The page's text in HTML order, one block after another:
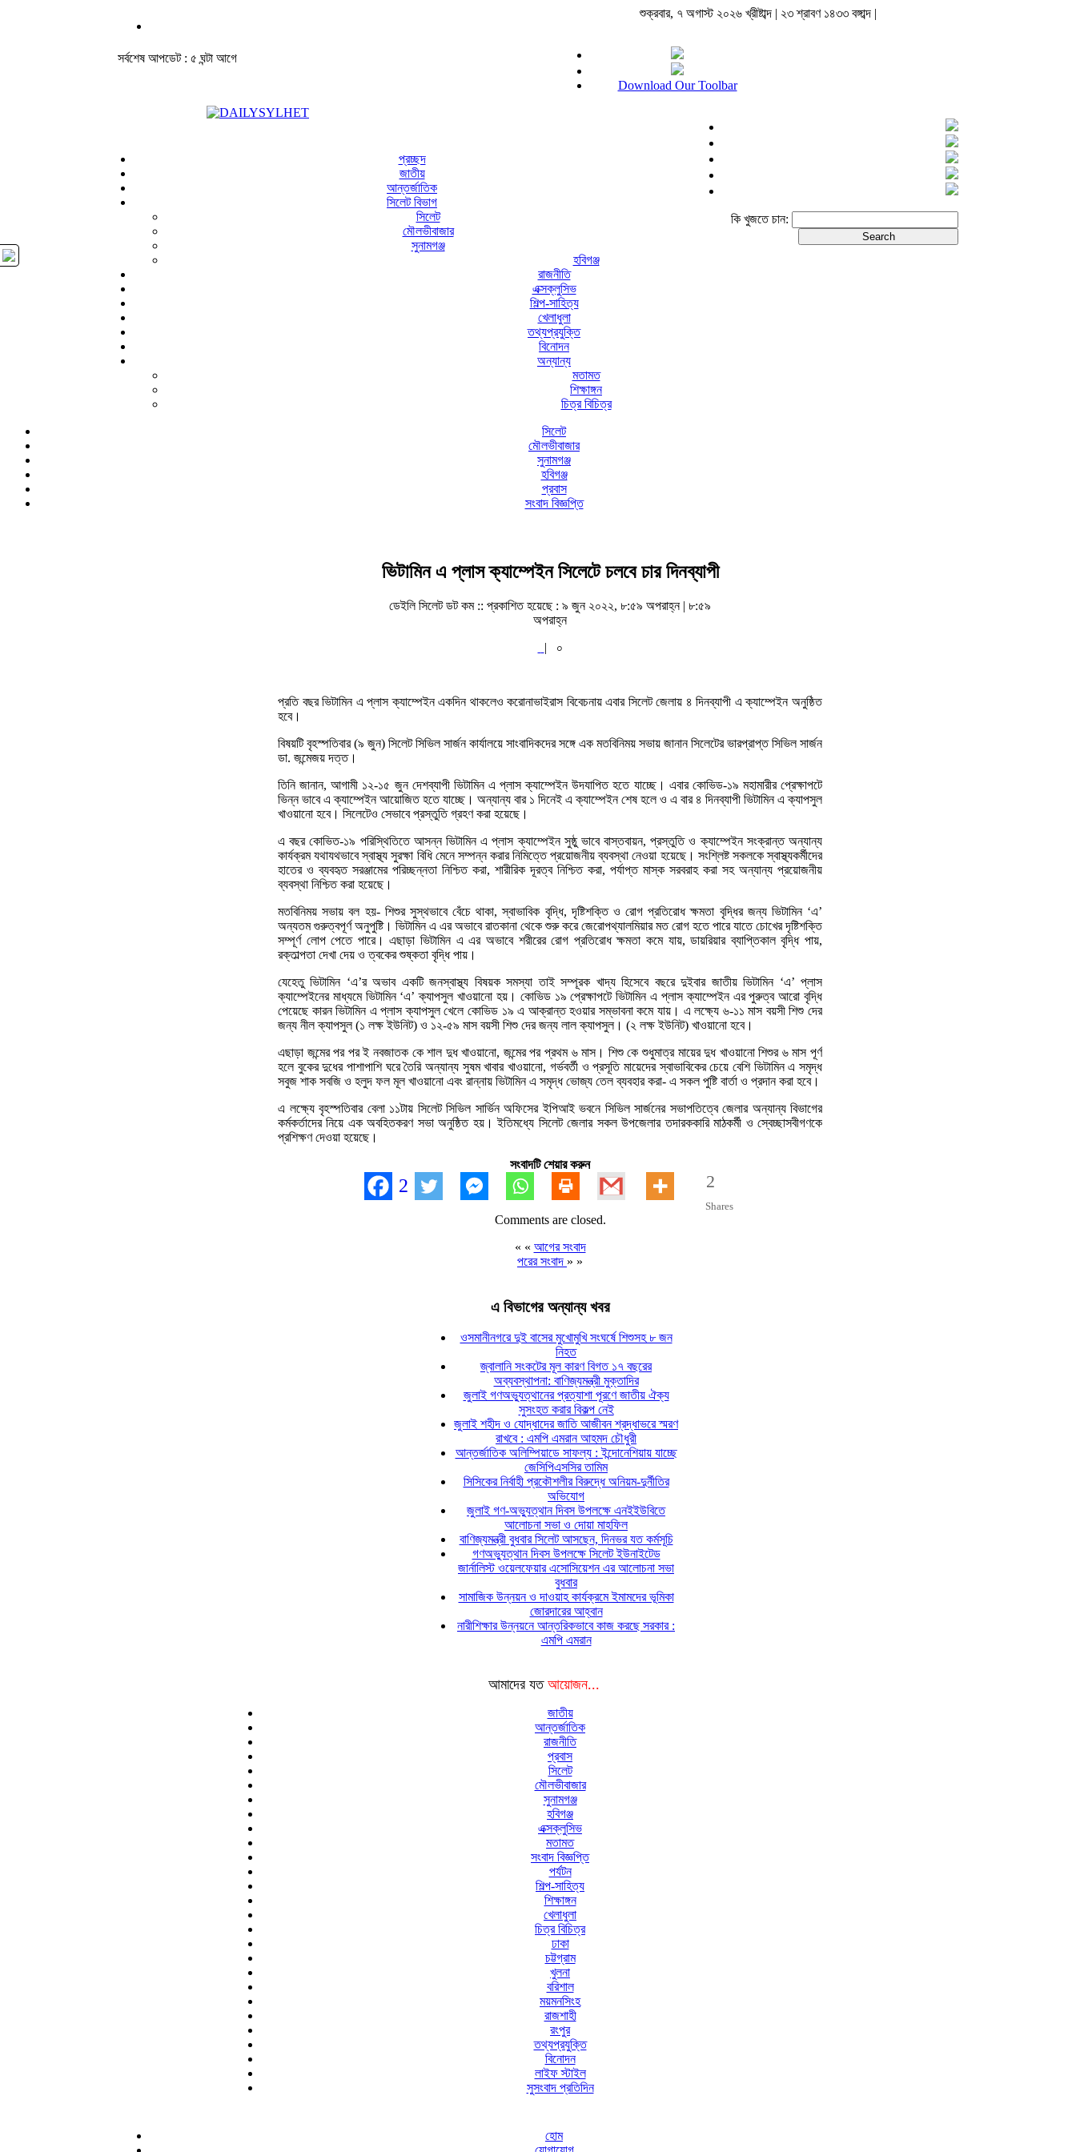
সর্বশেষ আপডেট : ৫ ঘন্টা আগে
শুক্রবার, ৭ অগাস্ট ২০২৬ খ্রীষ্টাব্দ | ২৩ শ্রাবণ ১৪৩৩ বঙ্গাব্দ |
Download Our Toolbar
কি খুজতে চান:
প্রচ্ছদ
জাতীয়
আন্তর্জাতিক
সিলেট বিভাগ
সিলেট
মৌলভীবাজার
সুনামগঞ্জ
হবিগঞ্জ
রাজনীতি
এক্সক্লুসিভ
শিল্প-সাহিত্য
খেলাধুলা
তথ্যপ্রযুক্তি
বিনোদন
অন্যান্য
মতামত
শিক্ষাঙ্গন
চিত্র বিচিত্র
সিলেট
মৌলভীবাজার
সুনামগঞ্জ
হবিগঞ্জ
প্রবাস
সংবাদ বিজ্ঞপ্তি
ভিটামিন এ প্লাস ক্যাম্পেইন সিলেটে চলবে চার দিনব্যাপী
ডেইলি সিলেট ডট কম :: প্রকাশিত হয়েছে : ৯ জুন ২০২২, ৮:৫৯ অপরাহ্ন | ৮:৫৯
অপরাহ্ন
|
০
প্রতি বছর ভিটামিন এ প্লাস ক্যাম্পেইন একদিন থাকলেও করোনাভাইরাস বিবেচনায় এবার সিলেট জেলায় ৪ দিনব্যাপী এ ক্যাম্পেইন অনুষ্ঠিত
হবে।
বিষয়টি বৃহস্পতিবার (৯ জুন) সিলেট সিভিল সার্জন কার্যালয়ে সাংবাদিকদের সঙ্গে এক মতবিনিময় সভায় জানান সিলেটের ভারপ্রাপ্ত সিভিল সার্জন
ডা. জন্মেজয় দত্ত।
তিনি জানান, আগামী ১২-১৫ জুন দেশব্যাপী ভিটামিন এ প্লাস ক্যাম্পেইন উদযাপিত হতে যাচ্ছে। এবার কোভিড-১৯ মহামারীর প্রেক্ষাপটে
ভিন্ন ভাবে এ ক্যাম্পেইন আয়োজিত হতে যাচ্ছে। অন্যান্য বার ১ দিনেই এ ক্যাম্পেইন শেষ হলে ও এ বার ৪ দিনব্যাপী ভিটামিন এ ক্যাপসুল
খাওয়ানো হবে। সিলেটেও সেভাবে প্রস্তুতি গ্রহণ করা হয়েছে।
এ বছর কোভিত-১৯ পরিস্থিতিতে আসন্ন ভিটামিন এ প্লাস ক্যাম্পেইন সুষ্ঠু ভাবে বাস্তবায়ন, প্রস্তুতি ও ক্যাম্পেইন সংক্রান্ত অন্যান্য
কার্যক্রম যথাযথভাবে স্বাস্থ্য সুরক্ষা বিধি মেনে সম্পন্ন করার নিমিত্তে প্রয়োজনীয় ব্যবস্থা নেওয়া হয়েছে। সংশ্লিষ্ট সকলকে স্বাস্থ্যকর্মীদের
হাতের ও ব্যবহৃত সরঞ্জামের পরিচ্ছন্নতা নিশ্চিত করা, শারীরিক দূরত্ব নিশ্চিত করা, পর্যাপ্ত মাস্ক সরবরাহ করা সহ অন্যান্য প্রয়োজনীয়
ব্যবস্থা নিশ্চিত করা হয়েছে।
মতবিনিময় সভায় বল হয়- শিশুর সুস্থভাবে বেঁচে থাকা, স্বাভাবিক বৃদ্ধি, দৃষ্টিশক্তি ও রোগ প্রতিরোধ ক্ষমতা বৃদ্ধির জন্য ভিটামিন ‘এ’
অন্যতম গুরুত্বপূর্ণ অনুপুষ্টি। ভিটামিন এ এর অভাবে রাতকানা থেকে শুরু করে জেরোপথ্যালমিয়ার মত রোগ হতে পারে যাতে চোখের দৃষ্টিশক্তি
সম্পূর্ণ লোপ পেতে পারে। এছাড়া ভিটামিন এ এর অভাবে শরীরের রোগ প্রতিরোধ ক্ষমতা কমে যায়, ডায়রিয়ার ব্যাপ্তিকাল বৃদ্ধি পায়,
রক্তাল্পতা দেখা দেয় ও ত্বকের শুষ্কতা বৃদ্ধি পায়।
যেহেতু ভিটামিন ‘এ’র অভাব একটি জনস্বাস্থ্য বিষয়ক সমস্যা তাই সম্পূরক খাদ্য হিসেবে বছরে দুইবার জাতীয় ভিটামিন ‘এ’ প্লাস
ক্যাম্পেইনের মাধ্যমে ভিটামিন ‘এ’ ক্যাপসুল খাওয়ানো হয়। কোভিড ১৯ প্রেক্ষাপটে ভিটামিন এ প্লাস ক্যাম্পেইন এর পুরুত্ব আরো বৃদ্ধি
পেয়েছে কারন ভিটামিন এ প্লাস ক্যাপসুল খেলে কোভিড ১৯ এ আক্রান্ত হওয়ার সম্ভাবনা কমে যায়। এ লক্ষ্যে ৬-১১ মাস বয়সী শিশু দের
জন্য নীল ক্যাপসুল (১ লক্ষ ইউনিট) ও ১২-৫৯ মাস বয়সী শিশু দের জন্য লাল ক্যাপসুল। (২ লক্ষ ইউনিট) খাওয়ানো হবে।
এছাড়া জন্মের পর পর ই নবজাতক কে শাল দুধ খাওয়ানো, জন্মের পর প্রথম ৬ মাস। শিশু কে শুধুমাত্র মায়ের দুধ খাওয়ানো শিশুর ৬ মাস পূর্ণ
হলে বুকের দুধের পাশাপাশি ঘরে তৈরি অন্যান্য সুষম খাবার খাওয়ানো, গর্ভবর্তী ও প্রসূতি মায়েদের স্বাভাবিকের চেয়ে বেশি ভিটামিন এ সমৃদ্ধ
সবুজ শাক সবজি ও হলুদ ফল মূল খাওয়ানো এবং রান্নায় ভিটামিন এ সমৃদ্ধ ভোজ্য তেল ব্যবহার করা- এ সকল পুষ্টি বার্তা ও প্রদান করা হবে।
এ লক্ষ্যে বৃহস্পতিবার বেলা ১১টায় সিলেট সিভিল সার্ভিন অফিসের ইপিআই ভবনে সিভিল সার্জনের সভাপতিত্বে জেলার অন্যান্য বিভাগের
কর্মকর্তাদের নিয়ে এক অবহিতকরণ সভা অনুষ্ঠিত হয়। ইতিমধ্যে সিলেট জেলার সকল উপজেলার তদারককারি মাঠকর্মী ও স্বেচ্ছাসবীগণকে
প্রশিক্ষণ দেওয়া হয়েছে।
সংবাদটি শেয়ার করুন
2 2
Shares
Comments are closed.
« « আগের সংবাদ
পরের সংবাদ » »
এ বিভাগের অন্যান্য খবর
ওসমানীনগরে দুই বাসের মুখোমুখি সংঘর্ষে শিশুসহ ৮ জন
নিহত
জ্বালানি সংকটের মূল কারণ বিগত ১৭ বছরের
অব্যবস্থাপনা: বাণিজ্যমন্ত্রী মুক্তাদির
জুলাই গণঅভ্যুত্থানের প্রত্যাশা পূরণে জাতীয় ঐক্য
সুসংহত করার বিকল্প নেই
জুলাই শহীদ ও যোদ্ধাদের জাতি আজীবন শ্রদ্ধাভরে স্মরণ
রাখবে : এমপি এমরান আহমদ চৌধুরী
আন্তর্জাতিক অলিম্পিয়াডে সাফল্য : ইন্দোনেশিয়ায় যাচ্ছে
জেসিপিএসসির তামিম
সিসিকের নির্বাহী প্রকৌশলীর বিরুদ্ধে অনিয়ম-দুর্নীতির
অভিযোগ
জুলাই গণ-অভ্যুত্থান দিবস উপলক্ষে এনইইউবিতে
আলোচনা সভা ও দোয়া মাহফিল
বাণিজ্যমন্ত্রী বুধবার সিলেট আসছেন, দিনভর যত কর্মসূচি
গণঅভ্যুত্থান দিবস উপলক্ষে সিলেট ইউনাইটেড
জার্নালিস্ট ওয়েলফেয়ার এসোসিয়েশন এর আলোচনা সভা
বুধবার
সামাজিক উন্নয়ন ও দাওয়াহ কার্যক্রমে ইমামদের ভূমিকা
জোরদারের আহ্বান
নারীশিক্ষার উন্নয়নে আন্তরিকভাবে কাজ করছে সরকার :
এমপি এমরান
আমাদের যত আয়োজন...
জাতীয়
আন্তর্জাতিক
রাজনীতি
প্রবাস
সিলেট
মৌলভীবাজার
সুনামগঞ্জ
হবিগঞ্জ
এক্সক্লুসিভ
মতামত
সংবাদ বিজ্ঞপ্তি
পর্যটন
শিল্প-সাহিত্য
শিক্ষাঙ্গন
খেলাধুলা
চিত্র বিচিত্র
ঢাকা
চট্টগ্রাম
খুলনা
বরিশাল
ময়মনসিংহ
রাজশাহী
রংপুর
তথ্যপ্রযুক্তি
বিনোদন
লাইফ স্টাইল
সুসংবাদ প্রতিদিন
হোম